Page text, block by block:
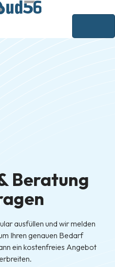
Beratung
ausfüllen und wir melden
Ihren genauen Bedarf
ein kostenfreies Angebot